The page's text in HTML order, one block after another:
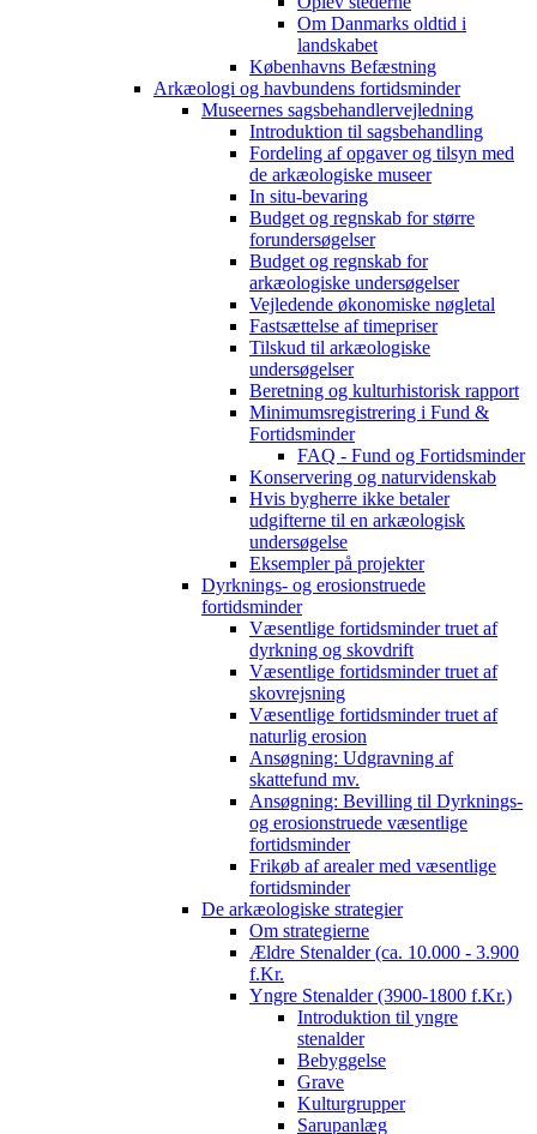
Om Danmarks oldtid i
landskabet
Københavns Befæstning
Arkæologi og havbundens fortidsminder
Museernes sagsbehandlervejledning
Introduktion til sagsbehandling
Fordeling af opgaver og tilsyn med
de arkæologiske museer
In situ-bevaring
Budget og regnskab for større
forundersøgelser
Budget og regnskab for
arkæologiske undersøgelser
Vejledende økonomiske nøgletal
Fastsættelse af timepriser
Tilskud til arkæologiske
undersøgelser
Beretning og kulturhistorisk rapport
Minimumsregistrering i Fund &
Fortidsminder
FAQ - Fund og Fortidsminder
Konservering og naturvidenskab
Hvis bygherre ikke betaler
udgifterne til en arkæologisk
undersøgelse
Eksempler på projekter
Dyrknings- og erosionstruede
fortidsminder
Væsentlige fortidsminder truet af
dyrkning og skovdrift
Væsentlige fortidsminder truet af
skovrejsning
Væsentlige fortidsminder truet af
naturlig erosion
Ansøgning: Udgravning af
skattefund mv.
Ansøgning: Bevilling til Dyrknings-
og erosionstruede væsentlige
fortidsminder
Frikøb af arealer med væsentlige
fortidsminder
De arkæologiske strategier
Om strategierne
Ældre Stenalder (ca. 10.000 - 3.900
f.Kr.
Yngre Stenalder (3900-1800 f.Kr.)
Introduktion til yngre
stenalder
Bebyggelse
Grave
Kulturgrupper
Sarupanlæg